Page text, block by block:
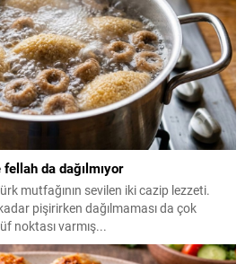
da dağılmıyor
mutfağının sevilen iki cazip lezzeti.
pişirirken dağılmaması da çok
noktası varmış...